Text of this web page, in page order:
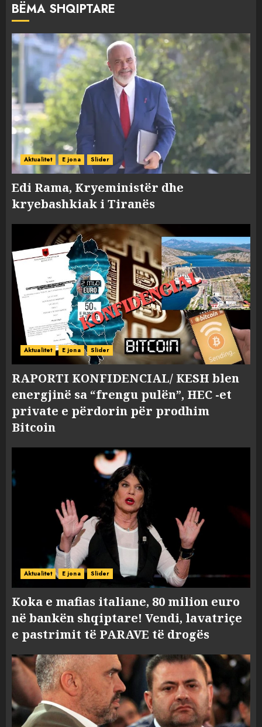
BËMA SHQIPTARE
Aktualitet E jona Slider
Edi Rama, Kryeministër dhe
kryebashkiak i Tiranës
Aktualitet E jona Slider
RAPORTI KONFIDENCIAL/ KESH blen
energjinë sa “frengu pulën”, HEC -et
private e përdorin për prodhim
Bitcoin
Aktualitet E jona Slider
Koka e mafias italiane, 80 milion euro
në bankën shqiptare! Vendi, lavatriçe
e pastrimit të PARAVE të drogës